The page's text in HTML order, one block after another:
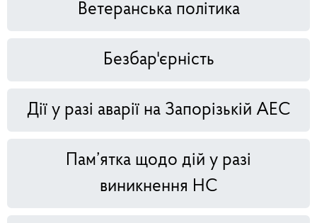
Ветеранська політика
Безбар'єрність
Дії у разі аварії на Запорізькій АЕС
Пам’ятка щодо дій у разі
виникнення НС